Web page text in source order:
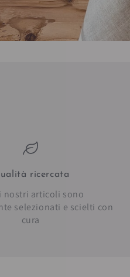
ricercata
nostri articoli sono
selezionati e scielti con
cura